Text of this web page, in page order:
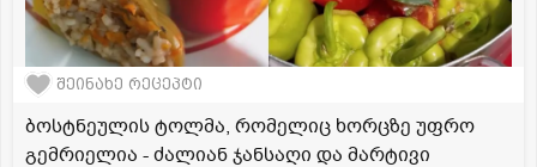
შეინახე რეცეპტი
ბოსტნეულის ტოლმა, რომელიც ხორცზე უფრო
გემრიელია - ძალიან ჯანსაღი და მარტივი